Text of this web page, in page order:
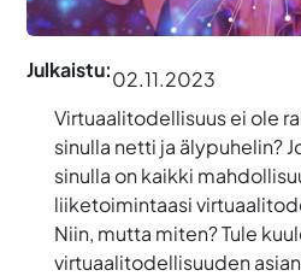
Julkaistu:02.11.2023
Virtuaalitodellisuus ei ole
sinulla netti ja älypuhelin?
sinulla on kaikki
liiketoimintaasi
Niin, mutta miten? Tule
virtuaalitodellisuuden